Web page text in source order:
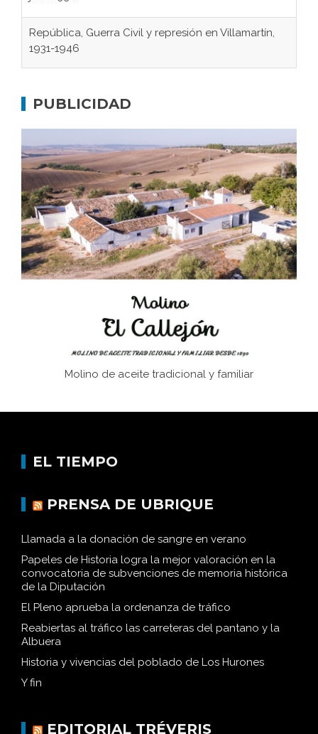
República, Guerra Civil y represión en Villamartín,
1931-1946
El Frente Popular. Ubrique, febrero-julio 1936
Juntar las letras. La alfabetización en el campo: del
afán de saber a la autogestión
Historia y vivencias del poblado de Los Hurones
PUBLICIDAD
Molino de aceite tradicional y familiar
EL TIEMPO
PRENSA DE UBRIQUE
Llamada a la donación de sangre en verano
Papeles de Historia logra la mejor valoración en la
convocatoria de subvenciones de memoria histórica
de la Diputación
El Pleno aprueba la ordenanza de tráfico
Reabiertas al tráfico las carreteras del pantano y la
Albuera
Historia y vivencias del poblado de Los Hurones
Y fin
EDITORIAL TRÉVERIS